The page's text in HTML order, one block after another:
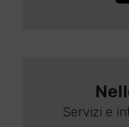
Servizi e